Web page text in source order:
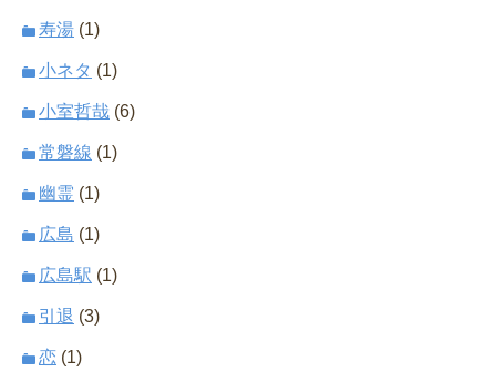
寿湯 (1)
小ネタ (1)
小室哲哉 (6)
常磐線 (1)
幽霊 (1)
広島 (1)
広島駅 (1)
引退 (3)
恋 (1)